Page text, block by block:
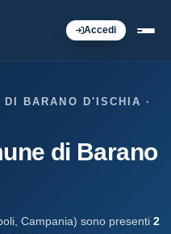
Accedi
BARANO D'ISCHIA ·
di Barano
Campania) sono presenti 2